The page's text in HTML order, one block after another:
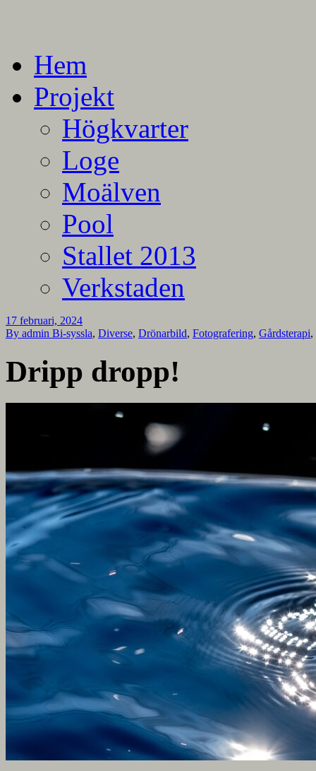
Hem
Projekt
Högkvarter
Loge
Moälven
Pool
Stallet 2013
Verkstaden
17 februari, 2024
By admin Bi-syssla, Diverse, Drönarbild, Fotografering, Gårdsterapi,
Dripp dropp!